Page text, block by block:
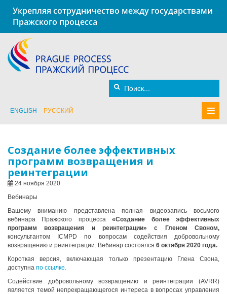
Укрепляя сотрудничество между государствами
Пражского процесса
ENGLISH РУССКИЙ
Создание более эффективных
программ возвращения и
реинтеграции
24 ноября 2020
Вебинары
Вашему вниманию представлена полная видеозапись восьмого
вебинара Пражского процесса«Создание более эффективных
программ возвращения и реинтеграции» с Гленом Своном,
консультантом ICMPD по вопросам содействия добровольному
возвращению и реинтеграции. Вебинар состоялся 6 октября 2020 года.
Короткая версия, включающая только презентацию Глена Свона,
доступна по ссылке.
Содействие добровольному возвращению и реинтеграции (AVRR)
является темой непрекращающегося интереса в вопросах управления